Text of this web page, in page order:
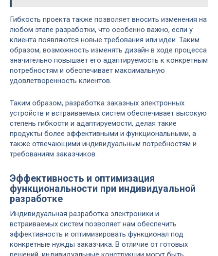
Гибкость проекта также позволяет вносить изменения на
любом этапе разработки, что особенно важно, если у
клиента появляются новые требования или идеи. Таким
образом, возможность изменять дизайн в ходе процесса
значительно повышает его адаптируемость к конкретным
потребностям и обеспечивает максимальную
удовлетворенность клиентов.
Таким образом, разработка заказных электронных
устройств и встраиваемых систем обеспечивает высокую
степень гибкости и адаптируемости, делая такие
продукты более эффективными и функциональными, а
также отвечающими индивидуальным потребностям и
требованиям заказчиков.
Эффективность и оптимизация
функциональности при индивидуальной
разработке
Индивидуальная разработка электроники и
встраиваемых систем позволяет нам обеспечить
эффективность и оптимизировать функционал под
конкретные нужды заказчика. В отличие от готовых